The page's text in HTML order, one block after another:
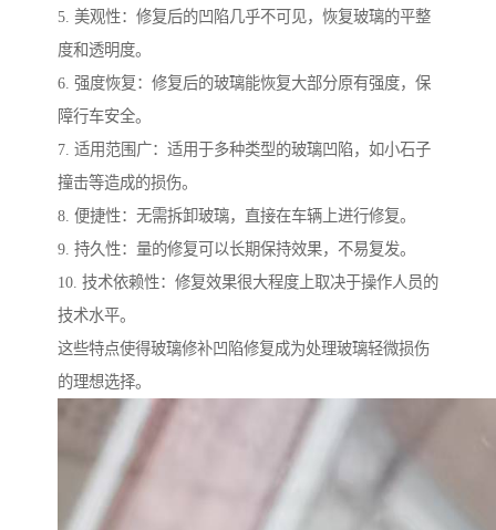
5. 美观性：修复后的凹陷几乎不可见，恢复玻璃的平整
度和透明度。
6. 强度恢复：修复后的玻璃能恢复大部分原有强度，保
障行车安全。
7. 适用范围广：适用于多种类型的玻璃凹陷，如小石子
撞击等造成的损伤。
8. 便捷性：无需拆卸玻璃，直接在车辆上进行修复。
9. 持久性：量的修复可以长期保持效果，不易复发。
10. 技术依赖性：修复效果很大程度上取决于操作人员的
技术水平。
这些特点使得玻璃修补凹陷修复成为处理玻璃轻微损伤
的理想选择。